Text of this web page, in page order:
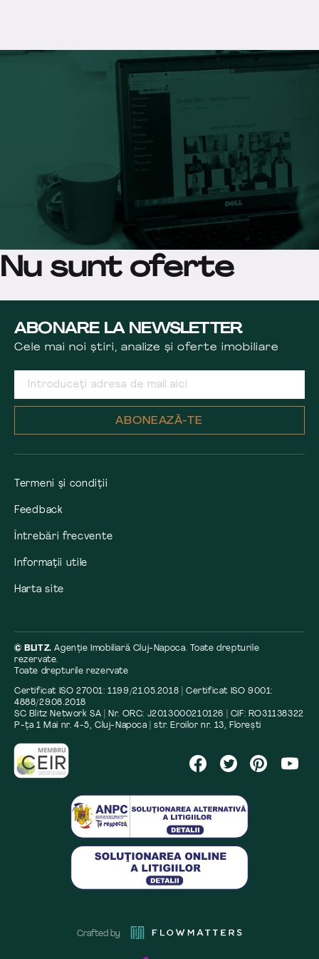
Nu sunt oferte
ABONARE LA NEWSLETTER
Cele mai noi știri, analize și oferte imobiliare
ABONEAZĂ-TE
Termeni și condiții
Feedback
Întrebări frecvente
Informații utile
Harta site
© BLITZ.Agenție Imobiliară Cluj-Napoca. Toate drepturile
rezervate.
Toate drepturile rezervate
Certificat ISO 27001: 1199/21.05.2018 | Certificat ISO 9001:
4888/29.08.2018
SC Blitz Network SA | Nr. ORC: J2013000210126 | CIF: RO31138322
P-ța 1 Mai nr. 4-5, Cluj-Napoca | str. Eroilor nr. 13, Florești
Crafted by